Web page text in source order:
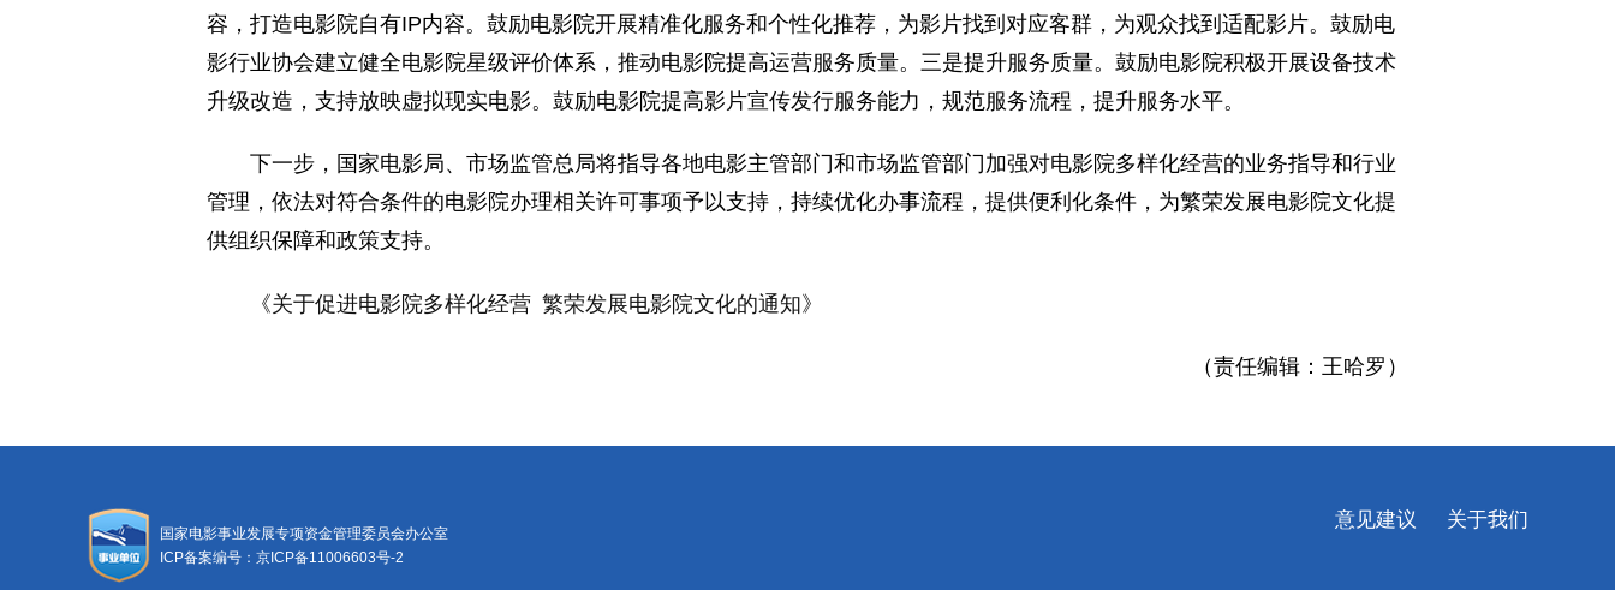
容，打造电影院自有IP内容。鼓励电影院开展精准化服务和个性化推荐，为影片找到对应客群，为观众找到适配影片。鼓励电
影行业协会建立健全电影院星级评价体系，推动电影院提高运营服务质量。三是提升服务质量。鼓励电影院积极开展设备技术
升级改造，支持放映虚拟现实电影。鼓励电影院提高影片宣传发行服务能力，规范服务流程，提升服务水平。
下一步，国家电影局、市场监管总局将指导各地电影主管部门和市场监管部门加强对电影院多样化经营的业务指导和行业
管理，依法对符合条件的电影院办理相关许可事项予以支持，持续优化办事流程，提供便利化条件，为繁荣发展电影院文化提
供组织保障和政策支持。
《关于促进电影院多样化经营 繁荣发展电影院文化的通知》
（责任编辑：王哈罗）
国家电影事业发展专项资金管理委员会办公室
ICP备案编号：京ICP备11006603号-2
意见建议 关于我们